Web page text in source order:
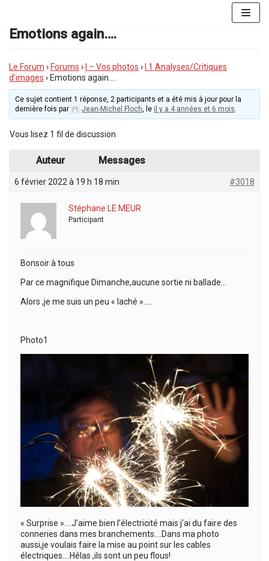
au
contenu
Emotions again….
Le Forum › Forums › I – Vos photos ›
I.1 Analyses/Critiques
d’images › Emotions again….
Ce sujet contient 1 réponse, 2 participants et a été mis à jour pour la
dernière fois par
Jean-Michel Floch, le il y a 4 années et 6 mois.
Vous lisez 1 fil de discussion
Auteur Messages
6 février 2022 à 19 h 18 min #3018
Stéphane LE MEUR
Participant
Bonsoir à tous
Par ce magnifique Dimanche,aucune sortie ni ballade…
Alors ,je me suis un peu « laché »…..
Photo1
« Surprise »….J’aime bien l’électricité mais j’ai du faire des
conneries dans mes branchements….Dans ma photo
aussi,je voulais faire la mise au point sur les cables
électriques….Hélas ,ils sont un peu flous!